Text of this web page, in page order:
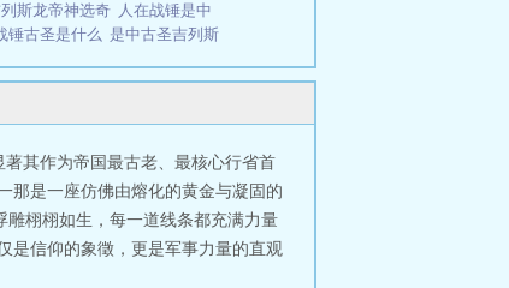
斯龙帝神选奇 人在战锤是中
锤古圣是什么 是中古圣吉列斯
其作为帝国最古老、最核心行省首
那是一座仿佛由熔化的黄金与凝固的
栩栩如生，每一道线条都充满力量
是信仰的象徵，更是军事力量的直观